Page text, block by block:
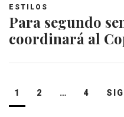
ESTILOS
Para segundo
coordinará al
Navegación
de
1 2 … 4 SIG